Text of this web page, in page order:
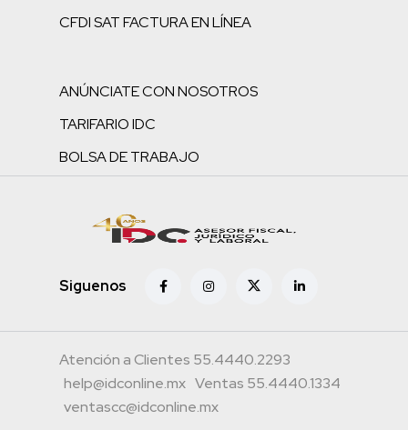
CFDI SAT FACTURA EN LÍNEA
ANÚNCIATE CON NOSOTROS
TARIFARIO IDC
BOLSA DE TRABAJO
Siguenos
Atención a Clientes 55.4440.2293
help@idconline.mx Ventas 55.4440.1334
ventascc@idconline.mx